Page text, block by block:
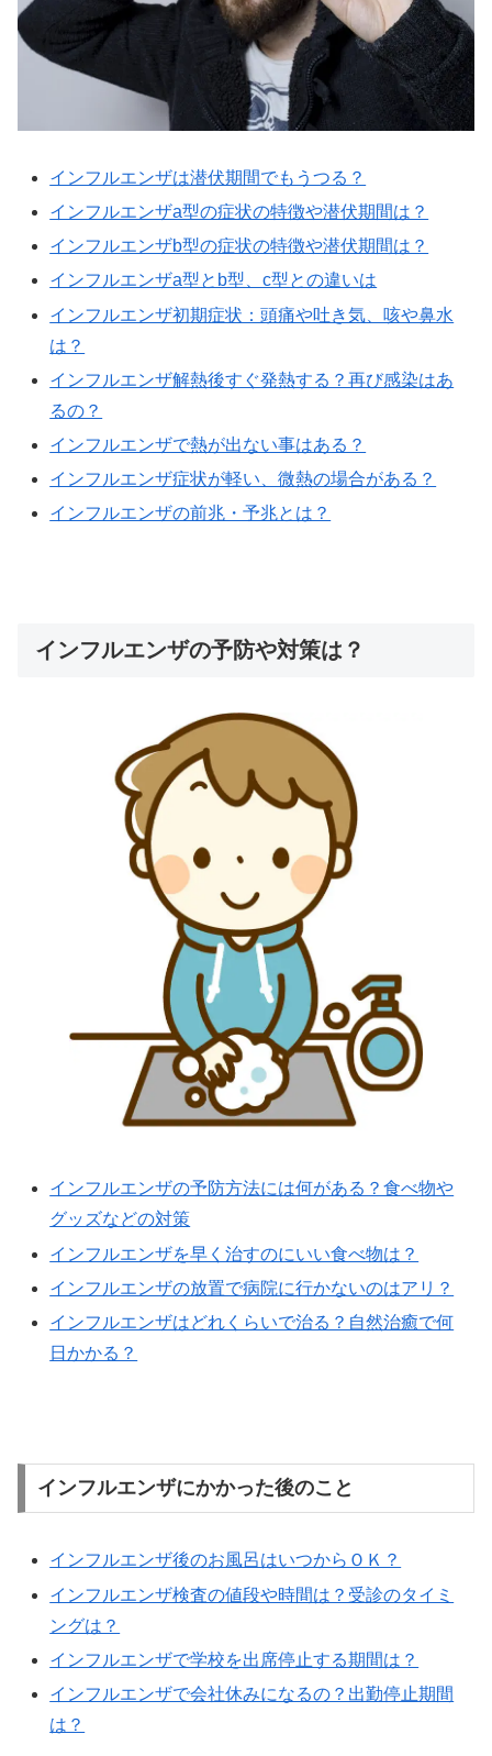
インフルエンザは潜伏期間でもうつる？
インフルエンザa型の症状の特徴や潜伏期間は？
インフルエンザb型の症状の特徴や潜伏期間は？
インフルエンザa型とb型、c型との違いは
インフルエンザ初期症状：頭痛や吐き気、咳や鼻水
は？
インフルエンザ解熱後すぐ発熱する？再び感染はあ
るの？
インフルエンザで熱が出ない事はある？
インフルエンザ症状が軽い、微熱の場合がある？
インフルエンザの前兆・予兆とは？
インフルエンザの予防や対策は？
インフルエンザの予防方法には何がある？食べ物や
グッズなどの対策
インフルエンザを早く治すのにいい食べ物は？
インフルエンザの放置で病院に行かないのはアリ？
インフルエンザはどれくらいで治る？自然治癒で何
日かかる？
インフルエンザにかかった後のこと
インフルエンザ後のお風呂はいつからＯＫ？
インフルエンザ検査の値段や時間は？受診のタイミ
ングは？
インフルエンザで学校を出席停止する期間は？
インフルエンザで会社休みになるの？出勤停止期間
は？